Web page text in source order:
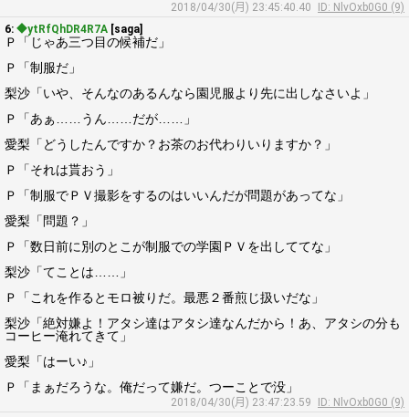
2018/04/30(月) 23:45:40.40
ID: NlvOxb0G0 (9)
6: ◆ytRfQhDR4R7A [saga]
Ｐ「じゃあ三つ目の候補だ」
Ｐ「制服だ」
梨沙「いや、そんなのあるんなら園児服より先に出しなさいよ」
Ｐ「あぁ……うん……だが……」
愛梨「どうしたんですか？お茶のお代わりいりますか？」
Ｐ「それは貰おう」
Ｐ「制服でＰＶ撮影をするのはいいんだが問題があってな」
愛梨「問題？」
Ｐ「数日前に別のとこが制服での学園ＰＶを出しててな」
梨沙「てことは……」
Ｐ「これを作るとモロ被りだ。最悪２番煎じ扱いだな」
梨沙「絶対嫌よ！アタシ達はアタシ達なんだから！あ、アタシの分も
コーヒー淹れてきて」
愛梨「はーい♪」
Ｐ「まぁだろうな。俺だって嫌だ。つーことで没」
2018/04/30(月) 23:47:23.59
ID: NlvOxb0G0 (9)